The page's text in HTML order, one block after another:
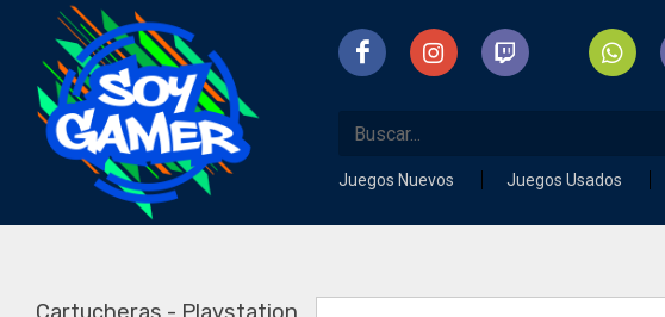
Juegos Nuevos Juegos Usados